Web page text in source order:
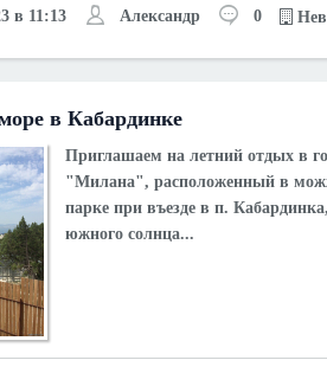
в 11:13 Александр 0
в Кабардинке
Приглашаем на летний отдых в
"Милана", расположенный в
парке при въезде в п.
южного солнца...